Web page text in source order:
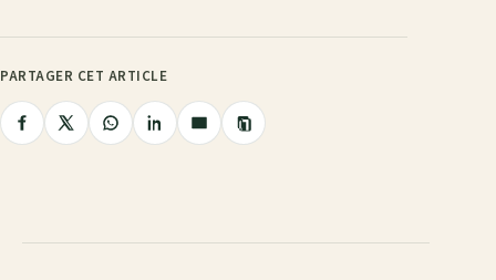
PARTAGER CET ARTICLE
PartagerPartagerPartagerPartagerPartager
Copier
le